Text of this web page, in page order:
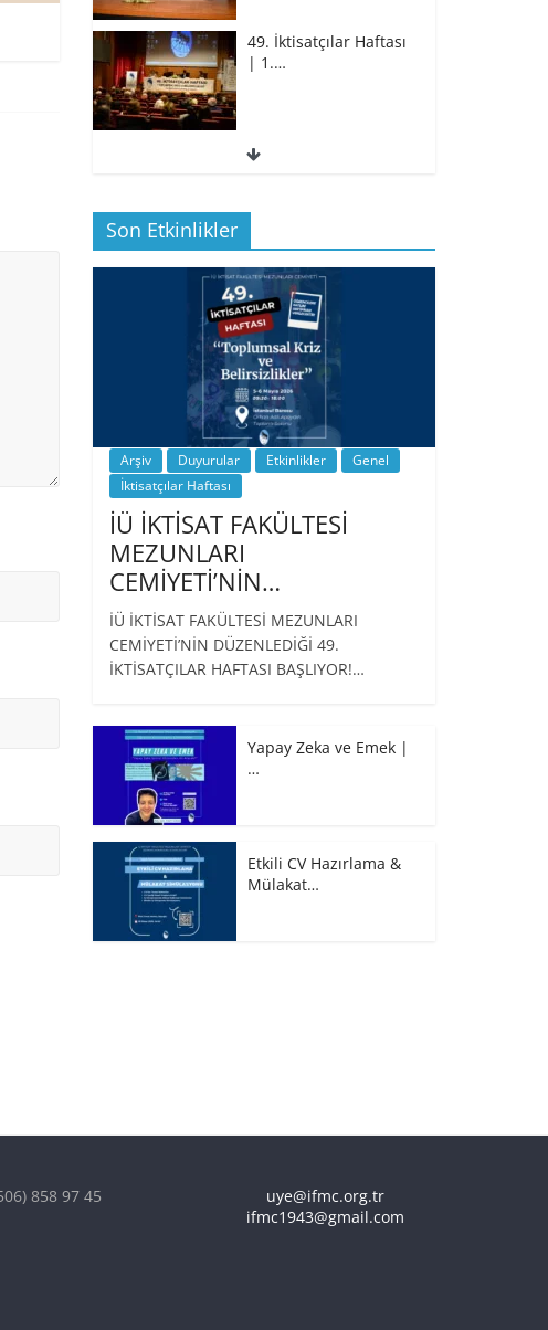
49. İktisatçılar Haftası
| 1.…
49. İktisatçılar Haftası
BİZ İKTİSATLILAR:
İÇİMİZDEN BİRİ PROF.…
Son Etkinlikler
Arşiv Duyurular Etkinlikler
Genel
İktisatçılar Haftası
İÜ İKTİSAT FAKÜLTESİ
MEZUNLARI
CEMİYETİ’NİN…
İÜ İKTİSAT FAKÜLTESİ MEZUNLARI
CEMİYETİ’NİN DÜZENLEDİĞİ 49.
İKTİSATÇILAR HAFTASI BAŞLIYOR!…
Yapay Zeka ve Emek |
…
Etkili CV Hazırlama &
Mülakat…
858 97 45
uye@ifmc.org.tr
ifmc1943@gmail.com